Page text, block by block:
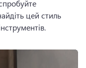
цей стиль